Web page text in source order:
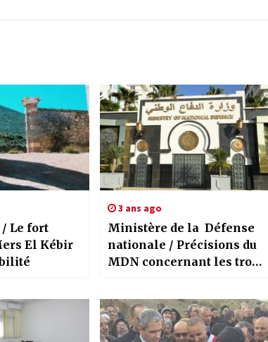
Le fort
El Kébir
3 ans ago
Ministère de la Défense
nationale / Précisions du
MDN concernant les trois
clandestinement les eaux
territoriales algériennes